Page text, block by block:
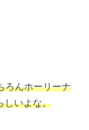
ろんホーリーナ
しいよな。